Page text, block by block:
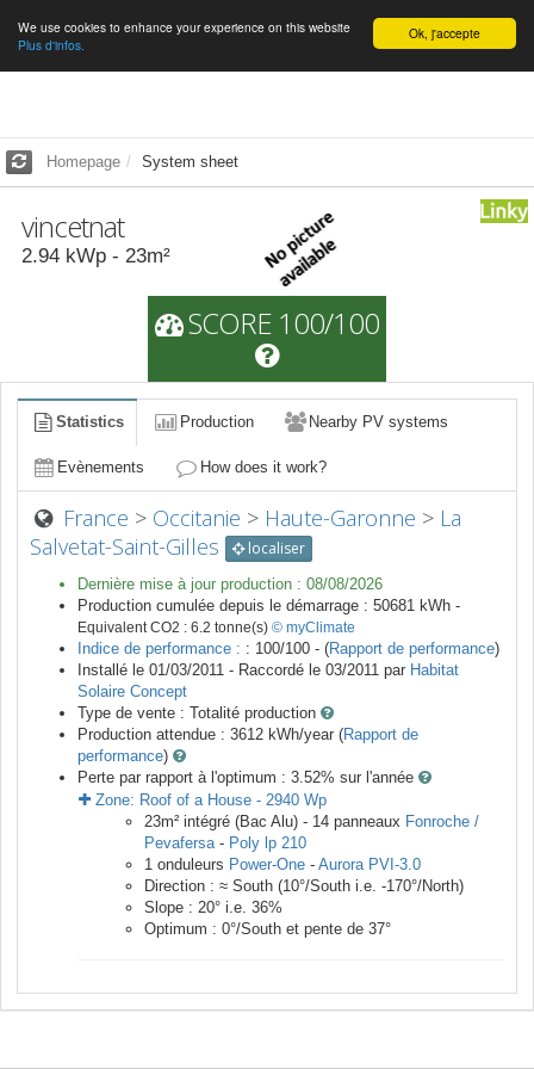
English Ok, j'accepte
We use cookies to enhance your experience on this website
Plus d'infos.
Homepage System sheet
vincetnat
2.94 kWp - 23m²
SCORE 100/100
Statistics Production Nearby PV systems
Evènements How does it work?
France > Occitanie > Haute-Garonne > La
Salvetat-Saint-Gilles
localiser
Dernière mise à jour production : 08/08/2026
Production cumulée depuis le démarrage : 50681 kWh -
Equivalent CO2 : 6.2 tonne(s) © myClimate
Indice de performance : : 100/100 - (Rapport de performance)
Installé le 01/03/2011 - Raccordé le 03/2011 par Habitat
Solaire Concept
Type de vente : Totalité production
Production attendue : 3612 kWh/year (Rapport de
performance)
Perte par rapport à l'optimum : 3.52% sur l'année
Zone: Roof of a House - 2940 Wp
23m² intégré (Bac Alu) - 14 panneaux Fonroche /
Pevafersa- Poly lp 210
1 onduleurs Power-One - Aurora PVI-3.0
Direction : ≈ South (10°/South i.e. -170°/North)
Slope : 20° i.e. 36%
Optimum : 0°/South et pente de 37°